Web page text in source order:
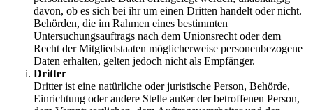
davon, ob es sich bei ihr um einen Dritten handelt oder nicht.
Behörden, die im Rahmen eines bestimmten
Untersuchungsauftrags nach dem Unionsrecht oder dem
Recht der Mitgliedstaaten möglicherweise personenbezogene
Daten erhalten, gelten jedoch nicht als Empfänger.
Dritter
Dritter ist eine natürliche oder juristische Person, Behörde,
Einrichtung oder andere Stelle außer der betroffenen Person,